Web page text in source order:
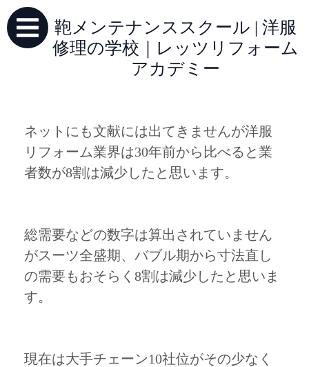
鞄メンテナンススクール | 洋服
修理の学校｜レッツリフォーム
アカデミー
ネットにも文献には出てきませんが洋服
リフォーム業界は30年前から比べると業
者数が8割は減少したと思います。
総需要などの数字は算出されていません
がスーツ全盛期、バブル期から寸法直し
の需要もおそらく8割は減少したと思いま
す。
現在は大手チェーン10社位がその少なく